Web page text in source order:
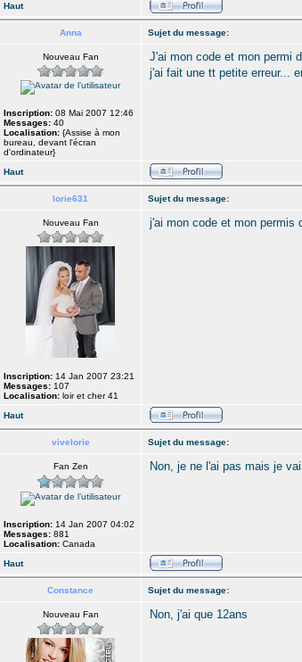
Haut
Anna Sujet du message:
Nouveau Fan
Inscription: 08 Mai 2007 12:46
Messages: 40
Localisation: {Assise à mon
bureau, devant l'écran
d'ordinateur}
J'ai mon code et mon permi
j'ai fait une tt petite erreur...
Haut
lorie631 Sujet du message:
Nouveau Fan
Inscription: 14 Jan 2007 23:21
Messages: 107
Localisation: loir et cher 41
j'ai mon code et mon permis
Haut
vivelorie Sujet du message:
Fan Zen
Inscription: 14 Jan 2007 04:02
Messages: 881
Localisation: Canada
Non, je ne l'ai pas mais je
Haut
Constance Sujet du message:
Nouveau Fan Non, j'ai que 12ans